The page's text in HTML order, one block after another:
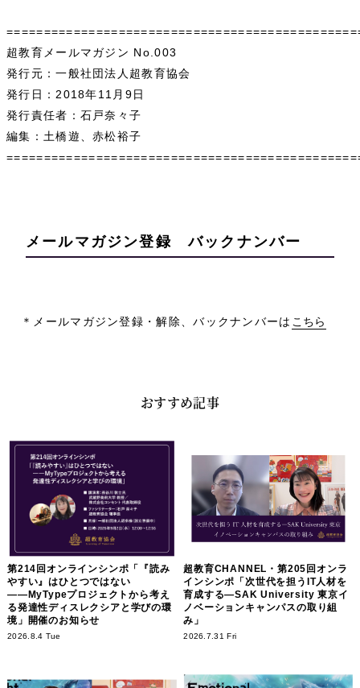
超教育メールマガジン No.003
発行元：一般社団法人超教育協会
発行日：2018年11月9日
発行責任者：石戸奈々子
編集：土橋遊、赤松裕子
メールマガジン登録 バックナンバー
＊メールマガジン登録・解除、バックナンバーは こちら
おすすめ記事
第214回オンラインシンポ「『読み
やすい』はひとつではない
――MyTypeプロジェクトから考え
る発達性ディスレクシアと学びの環
境」開催のお知らせ
2026.8.4 Tue
超教育CHANNEL・第205回オンラ
インシンポ「次世代を担うIT人材を
育成する―SAK University 東京イ
ノベーションキャンパスの取り組
み」
2026.7.31 Fri